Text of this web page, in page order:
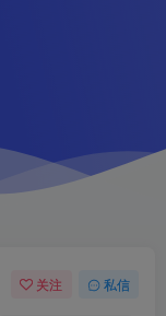
关注 私信